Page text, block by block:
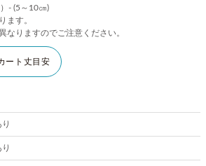
- (5～10㎝)
ます。
りますのでご注意ください。
ート丈目安
り
り